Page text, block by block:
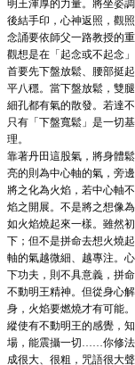
明王渾厚的力量。將坐姿
後結手印，心神返照，觀照
念誦要依師父一路教授的
觀想是在「起念或不起念」
首要先下盤放鬆、腰部挺
平八穩。當下盤放鬆，雙
細孔都有氣的散發。若達
只有「下盤寬鬆」是一切
理。
靠著丹田這股氣，將身體
亮的則為中心軸的氣，旁
將之化為火焰，若中心軸
焰之開展。不是將之想像
如火焰燒起來一樣。雖然
下；但不是拼命去想火燒
軸的氣越微細、越專注。
下功夫，則不具意義，拼
不動明王精神。但從身心
身，火焰要燃燒才有可能。
縱使有不動明王的感覺，
場，能震攝一切……你修法
成很大、很粗，咒語很大